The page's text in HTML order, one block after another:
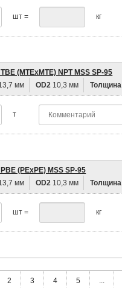
шт = кг
(MTEхMTE) NPT MSS SP-95
мм OD2 10,3 мм Толщина
т
(PEхPE) MSS SP-95
мм OD2 10,3 мм Толщина
шт = кг
2 3 4 5 ...